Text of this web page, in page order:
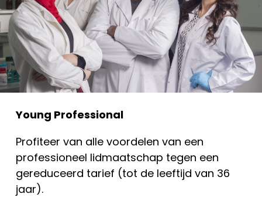
Young Professional
Profiteer van alle voordelen van een
professioneel lidmaatschap tegen een
gereduceerd tarief (tot de leeftijd van 36
jaar).